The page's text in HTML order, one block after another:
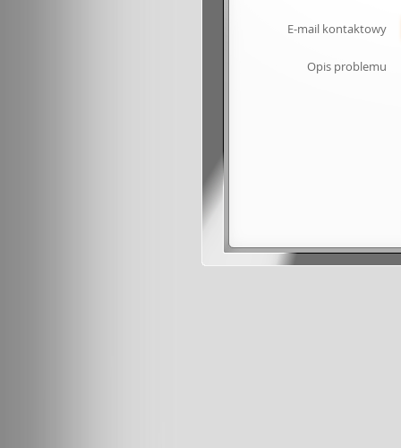
E-mail kontaktowy
Opis problemu